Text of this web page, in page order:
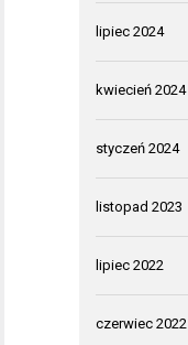
lipiec 2024
kwiecień 2024
styczeń 2024
listopad 2023
lipiec 2022
czerwiec 2022